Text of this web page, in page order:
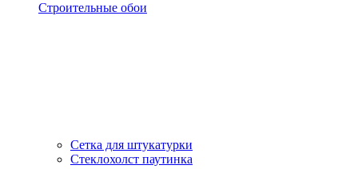
Строительные обои
Сетка для штукатурки
Стеклохолст паутинка